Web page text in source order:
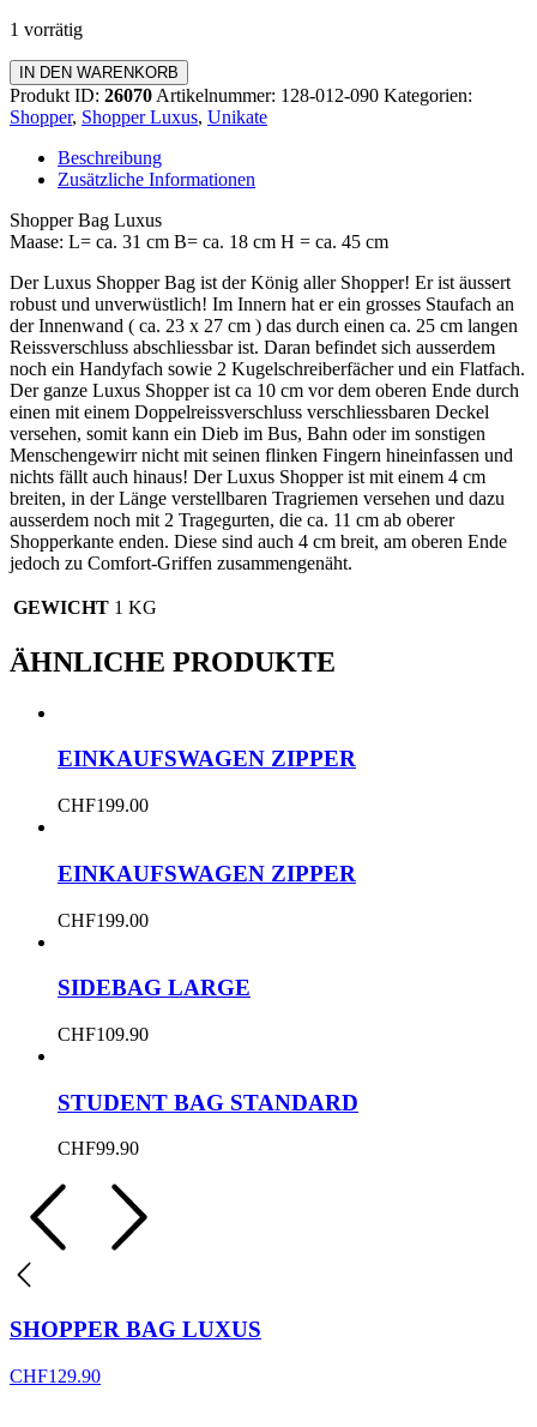
1 vorrätig
Shopper
Bag
Luxus
Menge
IN DEN WARENKORB
Produkt ID: 26070 Artikelnummer: 128-012-090 Kategorien:
Shopper, Shopper Luxus, Unikate
Beschreibung
Zusätzliche Informationen
Shopper Bag Luxus
Maase: L= ca. 31 cm B= ca. 18 cm H = ca. 45 cm
Der Luxus Shopper Bag ist der König aller Shopper! Er ist äussert
robust und unverwüstlich! Im Innern hat er ein grosses Staufach an
der Innenwand ( ca. 23 x 27 cm ) das durch einen ca. 25 cm langen
Reissverschluss abschliessbar ist. Daran befindet sich ausserdem
noch ein Handyfach sowie 2 Kugelschreiberfächer und ein Flatfach.
Der ganze Luxus Shopper ist ca 10 cm vor dem oberen Ende durch
einen mit einem Doppelreissverschluss verschliessbaren Deckel
versehen, somit kann ein Dieb im Bus, Bahn oder im sonstigen
Menschengewirr nicht mit seinen flinken Fingern hineinfassen und
nichts fällt auch hinaus! Der Luxus Shopper ist mit einem 4 cm
breiten, in der Länge verstellbaren Tragriemen versehen und dazu
ausserdem noch mit 2 Tragegurten, die ca. 11 cm ab oberer
Shopperkante enden. Diese sind auch 4 cm breit, am oberen Ende
jedoch zu Comfort-Griffen zusammengenäht.
GEWICHT 1 KG
ÄHNLICHE PRODUKTE
EINKAUFSWAGEN ZIPPER
CHF199.00
EINKAUFSWAGEN ZIPPER
CHF199.00
SIDEBAG LARGE
CHF109.90
STUDENT BAG STANDARD
CHF99.90
SHOPPER BAG LUXUS
CHF129.90